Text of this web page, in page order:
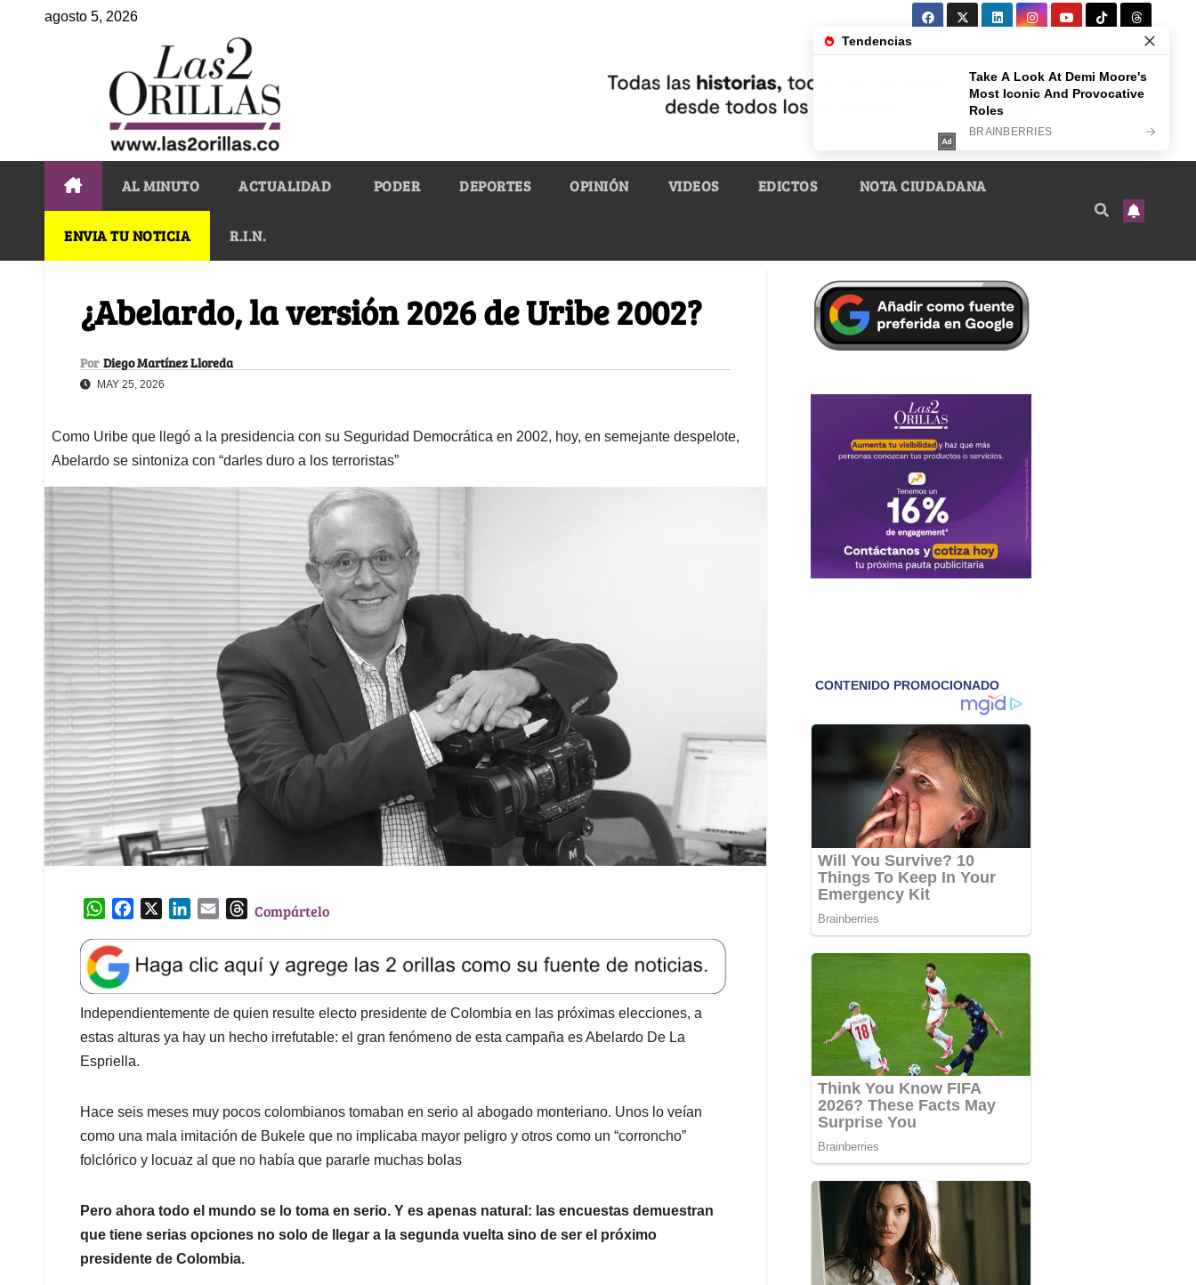
agosto 5, 2026
AL MINUTO ACTUALIDAD PODER DEPORTES OPINIÓN VIDEOS EDICTOS NOTA CIUDADANA
ENVIA TU NOTICIA R.I.N.
¿Abelardo, la versión 2026 de Uribe 2002?
Por Diego Martínez Lloreda
MAY 25, 2026
Como Uribe que llegó a la presidencia con su Seguridad Democrática en 2002, hoy, en semejante despelote,
Abelardo se sintoniza con “darles duro a los terroristas”
W
a
t
s
A
p
p
e
b
o
o
k
k
e
d
I
l
T
e
a
d
s
Compártelo
Independientemente de quien resulte electo presidente de Colombia en las próximas elecciones, a
estas alturas ya hay un hecho irrefutable: el gran fenómeno de esta campaña es Abelardo De La
Espriella.
Hace seis meses muy pocos colombianos tomaban en serio al abogado monteriano. Unos lo veían
como una mala imitación de Bukele que no implicaba mayor peligro y otros como un “corroncho”
folclórico y locuaz al que no había que pararle muchas bolas
Pero ahora todo el mundo se lo toma en serio. Y es apenas natural: las encuestas demuestran
que tiene serias opciones no solo de llegar a la segunda vuelta sino de ser el próximo
presidente de Colombia.